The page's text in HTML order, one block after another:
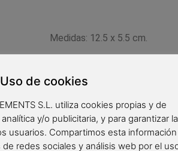
Medidas: 12.5 x 5.5 cm.
20,99
Out of stock
Uso de cookies
S.L. utiliza cookies propias y de
y/o publicitaria, y para garantizar la
usuarios. Compartimos esta información
redes sociales y análisis web por el